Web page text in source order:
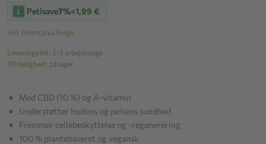
Petisave7%=1,99 €
inkl. moms plus Fragt
Leveringstid : 2-3 arbejdsdage
Til rådighed : på lager
Med CBD (10 %) og A-vitamin
Understøtter hudens og pelsens sundhed
Fremmer cellebeskyttelse og -regenerering
100 % plantebaseret og vegansk